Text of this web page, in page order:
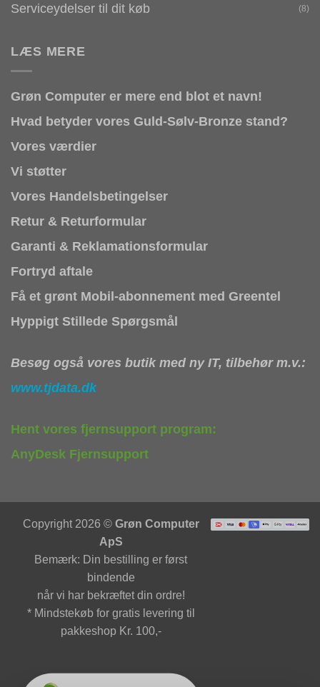
Serviceydelser til dit køb (8)
LÆS MERE
Grøn Computer er mere end blot et navn!
Hvad betyder vores Guld-Sølv-Bronze stand?
Vores værdier
Vi støtter
Vores Handelsbetingelser
Retur & Returformular
Garanti & Reklamationsformular
Fortryd aftale
Få et grønt Mobil-abonnement med Greentel
Hyppigt Stillede Spørgsmål
Besøg også vores butik med ny IT, tilbehør m.v.:
www.tjdata.dk
Hent vores fjernsupport program:
AnyDesk Fjernsupport
Copyright 2026 © Grøn Computer
ApS
Bemærk: Din bestilling er først
bindende
når vi har bekræftet din ordre!
* Mindstekøb for gratis levering til
pakkeshop Kr. 100,-